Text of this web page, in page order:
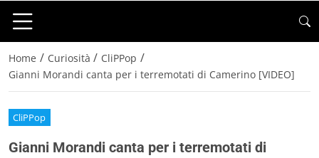
Home / Curiosità / CliPPop /
Gianni Morandi canta per i terremotati di Camerino [VIDEO]
CliPPop
Gianni Morandi canta per i terremotati di